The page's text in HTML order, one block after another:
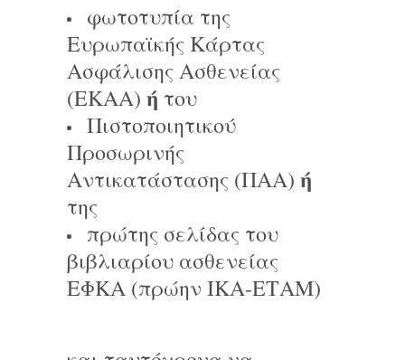
φωτοτυπία της
Ευρωπαϊκής Κάρτας
Ασφάλισης Ασθενείας
(ΕΚΑΑ) ή του
Πιστοποιητικού
Προσωρινής
Αντικατάστασης (ΠΑΑ) ή
της
πρώτης σελίδας του
βιβλιαρίου ασθενείας
ΕΦΚΑ (πρώην ΙΚΑ-ΕΤΑΜ)